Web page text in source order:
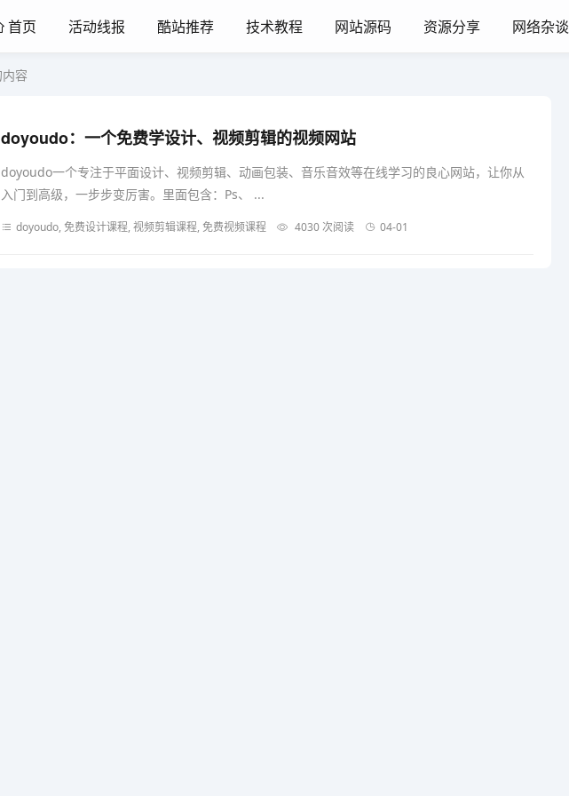
首页 活动线报 酷站推荐 技术教程 网站源码 资源分享 网络杂谈
容
doyoudo：一个免费学设计、视频剪辑的视频网站
doyoudo一个专注于平面设计、视频剪辑、动画包装、音乐音效等在线学习的良心网站，让你从
入门到高级，一步步变厉害。里面包含：Ps、 ...
doyoudo, 免费设计课程, 视频剪辑课程, 免费视频课程 4030 次阅读 04-01